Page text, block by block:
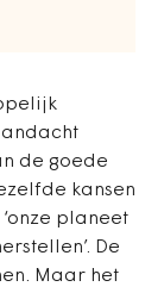
de goede
kansen
‘onze planeet
De
Maar het